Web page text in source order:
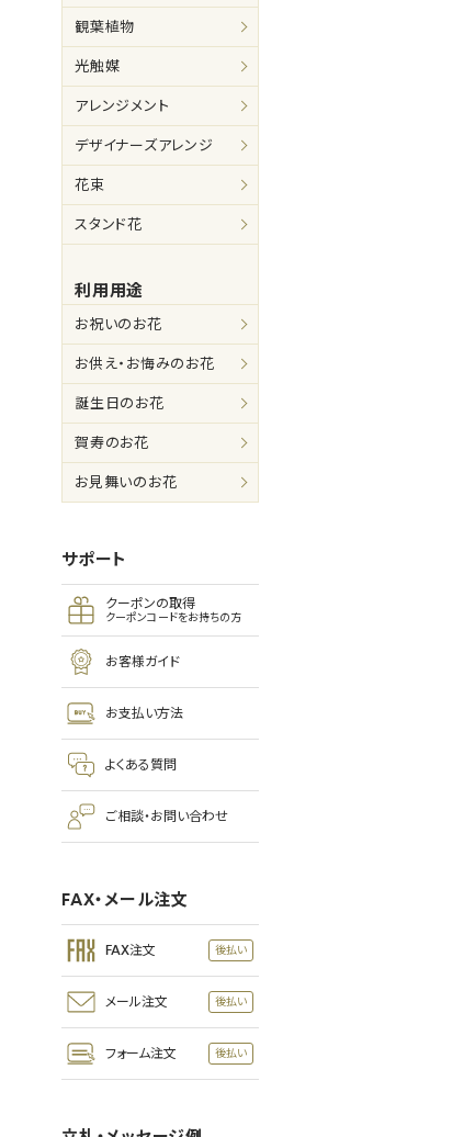
観葉植物
光触媒
アレンジメント
デザイナーズアレンジ
花束
スタンド花
利用用途
お祝いのお花
お供え・お悔みのお花
誕生日のお花
賀寿のお花
お見舞いのお花
サポート
クーポンの取得
クーポンコードをお持ちの方
お客様ガイド
お支払い方法
よくある質問
ご相談・お問い合わせ
FAX・メール注文
FAX注文
メール注文
フォーム注文